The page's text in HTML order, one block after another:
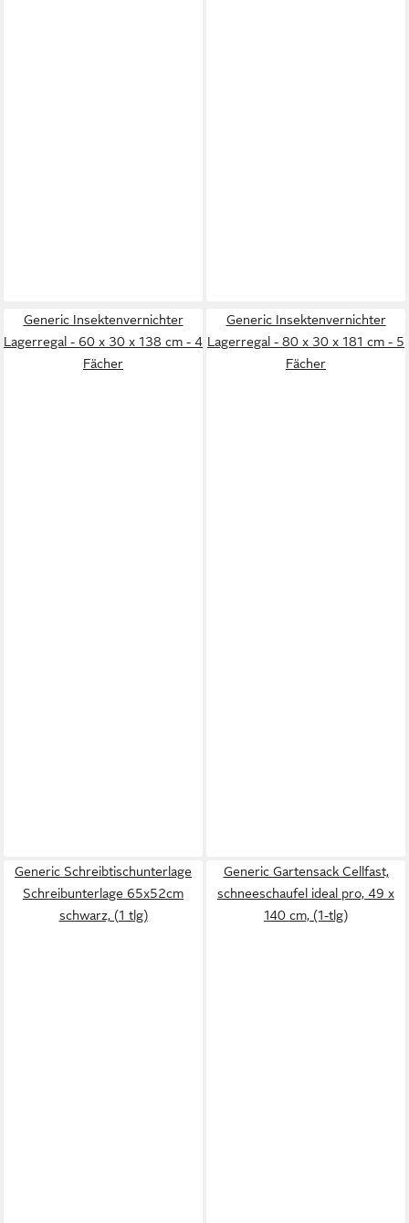
Generic Insektenvernichter
Lagerregal - 60 x 30 x 138 cm - 4
Fächer
Generic Insektenvernichter
Lagerregal - 80 x 30 x 181 cm - 5
Fächer
Generic Schreibtischunterlage
Schreibunterlage 65x52cm
schwarz, (1 tlg)
Generic Gartensack Cellfast,
schneeschaufel ideal pro, 49 x
140 cm, (1-tlg)